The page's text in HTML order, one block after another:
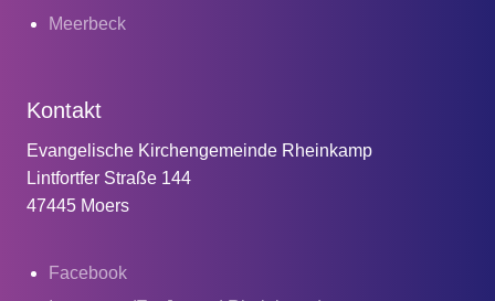
Meerbeck
Kontakt
Evangelische Kirchengemeinde Rheinkamp
Lintfortfer Straße 144
47445 Moers
Facebook